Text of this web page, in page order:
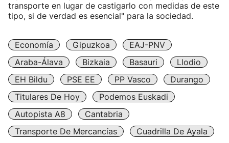
transporte en lugar de castigarlo con medidas de este
tipo, si de verdad es esencial" para la sociedad.
Economía Gipuzkoa
EAJ-PNV
Araba-Álava
Bizkaia Basauri
Llodio
EH Bildu
PSE EE PP Vasco
Durango
Titulares De Hoy
Podemos Euskadi
Autopista A8
Cantabria
Transporte De Mercancías
Cuadrilla De Ayala